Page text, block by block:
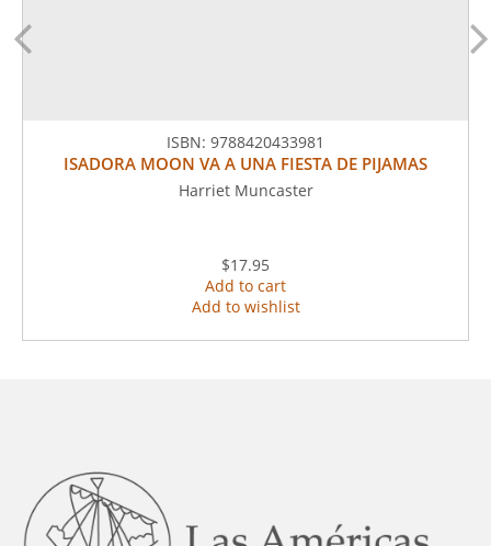
ISBN: 9788420433981
ISADORA MOON VA A UNA FIESTA DE PIJAMAS
Harriet Muncaster
$17.95
Add to cart
Add to wishlist